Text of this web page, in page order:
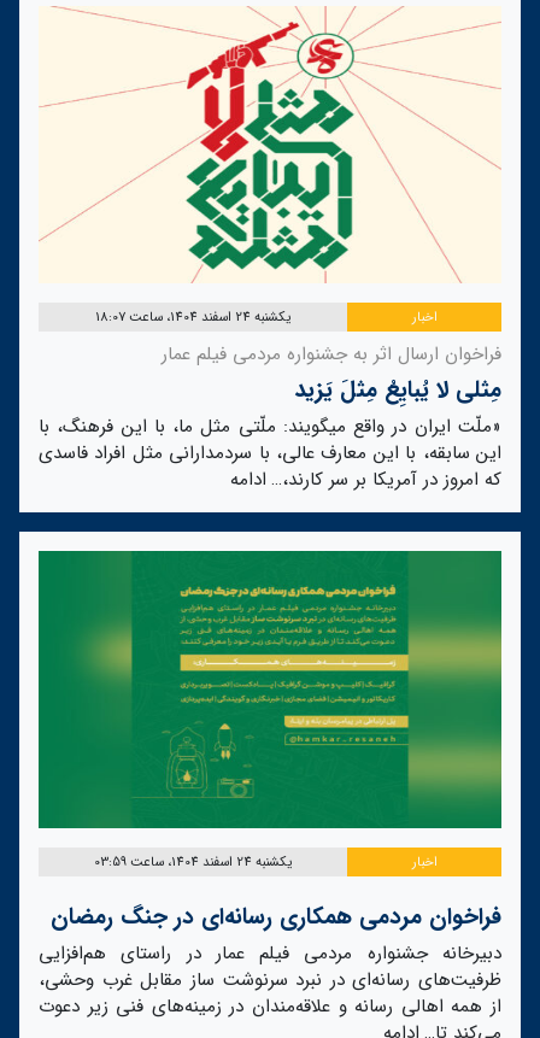
اخبار یکشنبه 24 اسفند 1404، ساعت 18:07
فراخوان ارسال اثر به جشنواره مردمی فیلم عمار
مِثلی لا یُبایِعُ مِثلَ یَزید
«ملّت ایران در واقع میگویند: ملّتی مثل ما، با این فرهنگ، با
این سابقه، با این معارف عالی، با سردمدارانی مثل افراد فاسدی
که امروز در آمریکا بر سر کارند،… ادامه
اخبار یکشنبه 24 اسفند 1404، ساعت 03:59
فراخوان مردمی همکاری رسانه‌ای در جنگ رمضان
دبیرخانه جشنواره مردمی فیلم عمار در راستای هم‌افزایی
ظرفیت‌های رسانه‌ای در نبرد سرنوشت ساز مقابل غرب وحشی،
از همه اهالی رسانه و علاقه‌مندان در زمینه‌های فنی زیر دعوت